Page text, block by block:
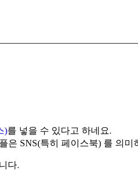
)를 넣을 수 있다고 하네요.
은 SNS(특히 페이스북) 를 의미
다.